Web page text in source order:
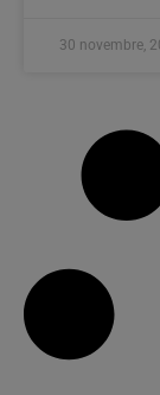
30 novembre,